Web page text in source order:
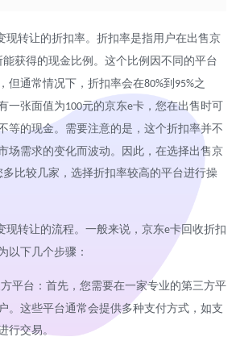
现转让的折扣率。折扣率是指用户在出售京
获得的现金比例。这个比例因不同的平台
但通常情况下，折扣率会在80%到 95%之
一张面值为100元的京东e卡，您在出售时可
等的现金。需要注意的是，这个折扣率并不
场需求的变化而波动。因此，在选择出售京
比较几家，选择折扣率较高的平台进行操
现转让的流程。一般来说，京东e卡回收折扣
以下几个步骤：
平台：首先，您需要在一家专业的第三方平
。这些平台通常会提供多种支付方式，如支
行交易。